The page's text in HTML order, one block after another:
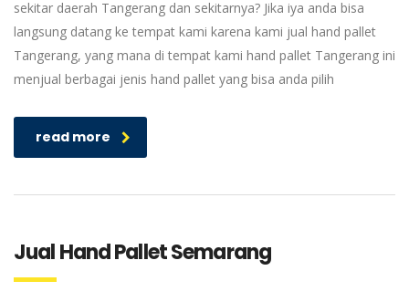
sekitar daerah Tangerang dan sekitarnya? Jika iya anda bisa
langsung datang ke tempat kami karena kami jual hand pallet
Tangerang, yang mana di tempat kami hand pallet Tangerang ini
menjual berbagai jenis hand pallet yang bisa anda pilih
read more
Jual Hand Pallet Semarang